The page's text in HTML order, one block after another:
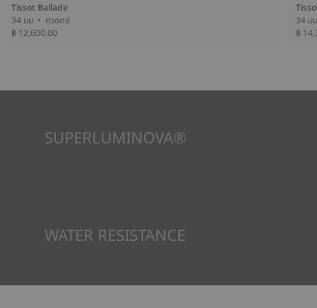
Tissot Ballade
34 มม • ควอตซ์
฿ 12,600.00
฿
SUPERLUMINOVA®
WATER RESISTANCE